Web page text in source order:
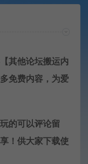
其他论坛搬运内
免费内容，为爱
的可以评论留
！供大家下载使